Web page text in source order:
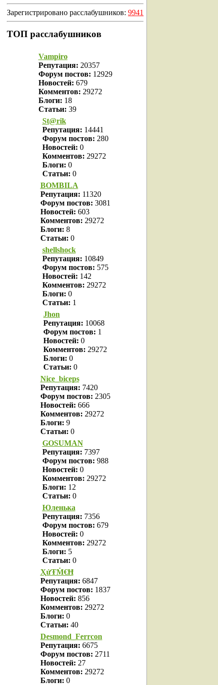
Зарегистрировано расслабушников: 9941
ТОП расслабушников
Vampiro
Репутация: 20357
Форум постов: 12929
Новостей: 679
Комментов: 29272
Блоги: 18
Статьи: 39
St@rik
Репутация: 14441
Форум постов: 280
Новостей: 0
Комментов: 29272
Блоги: 0
Статьи: 0
BOMBILA
Репутация: 11320
Форум постов: 3081
Новостей: 603
Комментов: 29272
Блоги: 8
Статьи: 0
shellshock
Репутация: 10849
Форум постов: 575
Новостей: 142
Комментов: 29272
Блоги: 0
Статьи: 1
Jhon
Репутация: 10068
Форум постов: 1
Новостей: 0
Комментов: 29272
Блоги: 0
Статьи: 0
Nice_biceps
Репутация: 7420
Форум постов: 2305
Новостей: 666
Комментов: 29272
Блоги: 9
Статьи: 0
GOSUMAN
Репутация: 7397
Форум постов: 988
Новостей: 0
Комментов: 29272
Блоги: 12
Статьи: 0
Юленька
Репутация: 7356
Форум постов: 679
Новостей: 0
Комментов: 29272
Блоги: 5
Статьи: 0
ҲửŦṀ€Ħ
Репутация: 6847
Форум постов: 1837
Новостей: 856
Комментов: 29272
Блоги: 0
Статьи: 40
Desmond_Ferrcon
Репутация: 6675
Форум постов: 2711
Новостей: 27
Комментов: 29272
Блоги: 0